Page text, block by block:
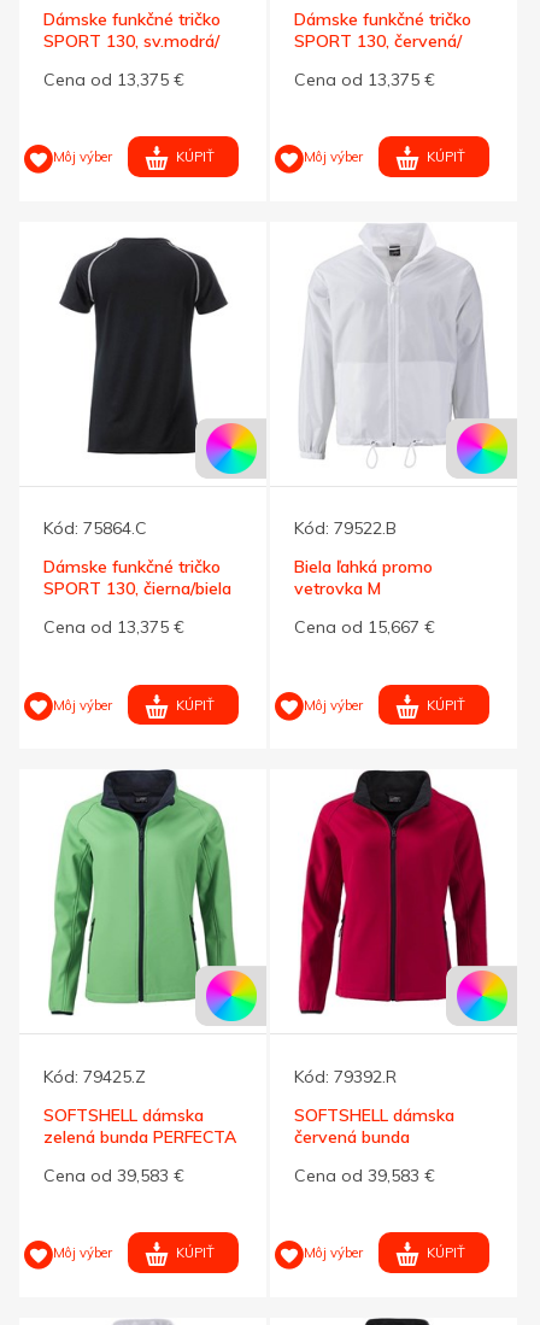
Dámske funkčné tričko
SPORT 130, sv.modrá/
Cena od 13,375 €
Môj výber KÚPIŤ
Dámske funkčné tričko
SPORT 130, červená/
Cena od 13,375 €
Môj výber KÚPIŤ
Kód: 75864.C
Dámske funkčné tričko
SPORT 130, čierna/biela
Cena od 13,375 €
Môj výber KÚPIŤ
Kód: 79522.B
Biela ľahká promo
vetrovka M
Cena od 15,667 €
Môj výber KÚPIŤ
Kód: 79425.Z
SOFTSHELL dámska
zelená bunda PERFECTA
Cena od 39,583 €
Môj výber KÚPIŤ
Kód: 79392.R
SOFTSHELL dámska
červená bunda
Cena od 39,583 €
Môj výber KÚPIŤ